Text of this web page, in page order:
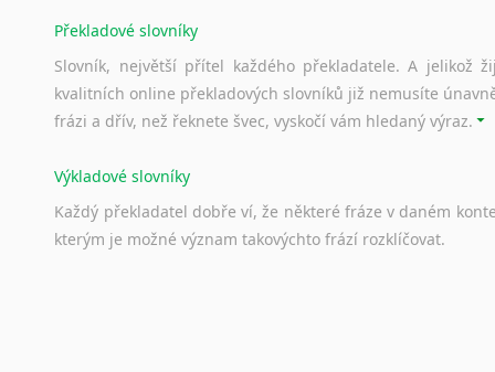
Překladové slovníky
Slovník, největší přítel každého překladatele. A jelikož
kvalitních online překladových slovníků již nemusíte
frázi a dřív, než řeknete švec, vyskočí vám hledaný výraz.
Výkladové slovníky
Každý překladatel dobře ví, že některé fráze v daném
kterým je možné význam takovýchto frází rozklíčovat.